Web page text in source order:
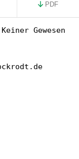
PDF
Gewesen